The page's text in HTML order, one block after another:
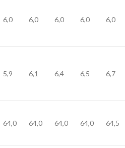
6,0 6,0 6,0 6,0 6,0
5,9 6,1 6,4 6,5 6,7
64,0 64,0 64,0 64,0 64,5